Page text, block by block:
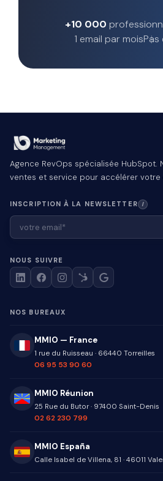
+10 000
1 email par moisPas
Agence RevOps spécialisée HubSpot.
ventes et service pour accélérer votre
INSCRIPTION À LA NEWSLETTER I
NOUS SUIVRE
NOS BUREAUX
MMIO — France
1 rue du Ruisseau · 66440 Torreilles
06 95 53 90 60
MMIO Réunion
25 Rue du Butor· 97400 Saint-Denis
02 62 230 799
MMIO España
Calle Isabel de Villena, 81 · 46011